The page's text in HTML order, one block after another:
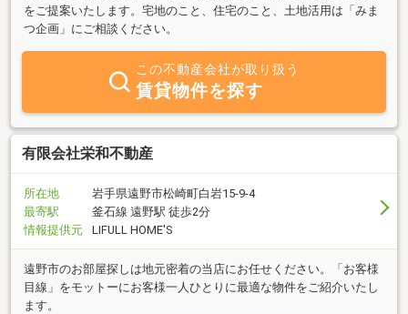
をご提案いたします。宅地のこと、住宅のこと、土地活用は「みま
つ企画」にご相談ください。
この不動産会社が取り扱う
賃貸物件を探す
有限会社栄和不動産
所在地
岩手県遠野市松崎町白岩15-9-4
最寄駅
釜石線 遠野駅 徒歩2分
情報提供元
LIFULL HOME'S
遠野市のお部屋探しは地元密着の当店にお任せください。「お客様
目線」をモットーにお客様一人ひとりに最適な物件をご紹介いたし
ます。